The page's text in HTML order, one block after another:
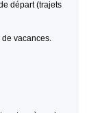
départ (trajets
vacances.